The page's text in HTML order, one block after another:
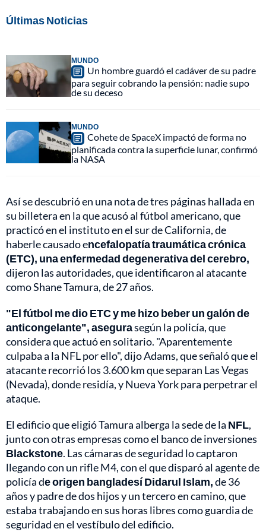
Últimas Noticias
MUNDO
Un hombre guardó el cadáver de su padre
para seguir cobrando la pensión: nadie supo
de su deceso
MUNDO
Cohete de SpaceX impactó de forma no
planificada contra la superficie lunar, confirmó
la NASA
Así se descubrió en una nota de tres páginas hallada en
su billetera en la que acusó al fútbol americano, que
practicó en el instituto en el sur de California, de
haberle causado encefalopatía traumática crónica
(ETC), una enfermedad degenerativa del cerebro,
dijeron las autoridades, que identificaron al atacante
como Shane Tamura, de 27 años.
"El fútbol me dio ETC y me hizo beber un galón de
anticongelante", asegurasegún la policía, que
considera que actuó en solitario. "Aparentemente
culpaba a la NFL por ello", dijo Adams, que señaló que el
atacante recorrió los 3.600 km que separan Las Vegas
(Nevada), donde residía, y Nueva York para perpetrar el
ataque.
El edificio que eligió Tamura alberga la sede de la NFL,
junto con otras empresas como el banco de inversiones
Blackstone. Las cámaras de seguridad lo captaron
llegando con un rifle M4, con el que disparó al agente de
policía de origen bangladesí Didarul Islam,de 36
años y padre de dos hijos y un tercero en camino, que
estaba trabajando en sus horas libres como guardia de
seguridad en el vestíbulo del edificio.